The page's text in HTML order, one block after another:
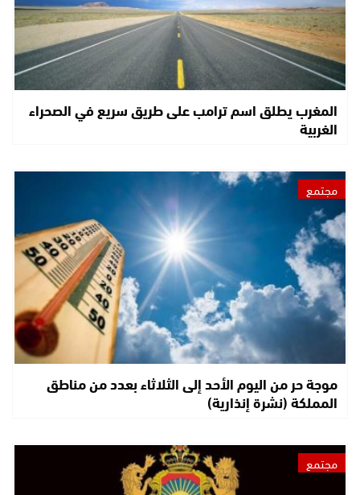
المغرب يطلق اسم ترامب على طريق سريع في الصحراء
الغربية
مجتمع
موجة حر من اليوم الأحد إلى الثلاثاء بعدد من مناطق
المملكة (نشرة إنذارية)
مجتمع